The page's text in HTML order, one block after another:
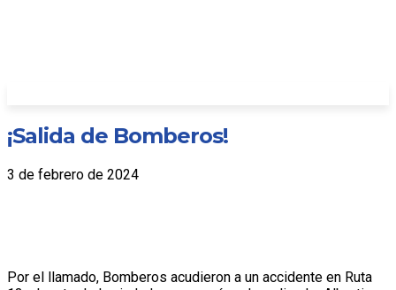
¡Salida de Bomberos!
3 de febrero de 2024
Por el llamado, Bomberos acudieron a un accidente en Ruta